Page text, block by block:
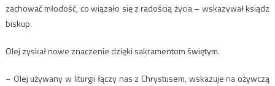
zachować młodość, co wiązało się z radością życia – wskazywał ksiądz
biskup.
Olej zyskał nowe znaczenie dzięki sakramentom świętym.
– Olej używany w liturgii łączy nas z Chrystusem, wskazuje na ożywczą